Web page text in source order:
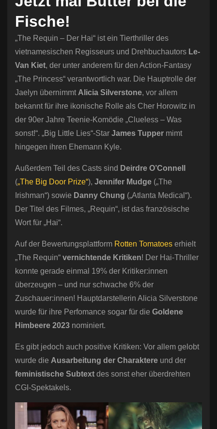
Fische!
„The Requin – Der Hai“ ist ein Tierthriller des
vietnamesischen Regisseurs und Drehbuchautors Le-
Van Kiet, der unter anderem für den Action-Fantasy
„The Princess“ verantwortlich war. Die Hauptrolle der
Jaelyn übernimmt Alicia Silverstone, vor allem
bekannt für ihre ikonische Rolle als Cher Horowitz in
der 90er Jahre Teenie-Komödie „Clueless – Was
sonst!“. „Big Little Lies“-Star James Tupper mimt
hingegen ihren Ehemann Kyle.
Außerdem Teil des Casts sind Deirdre O’Connell
(„The Big Door Prize“), Jennifer Mudge („The
Irishman“) sowie Danny Chung („Atlanta Medical“).
Der Titel des Filmes, „Requin“, ist das französische
Wort für „Hai“.
Auf der Bewertungsplattform Rotten Tomatoes erhielt
„The Requin“ vernichtende Kritiken! Der Hai-Thriller
konnte gerade einmal 19% der Kritiker:innen
überzeugen – und nur schwache 6% der
Zuschauer:innen! Hauptdarstellerin Alicia Silverstone
wurde für ihre Perfomance sogar für die Goldene
Himbeere 2023 nominiert.
Es gibt jedoch auch positive Kritiken: Vor allem gelobt
wurde die Ausarbeitung der Charaktere und der
feministische Subtext des sonst eher überdrehten
CGI-Spektakels.